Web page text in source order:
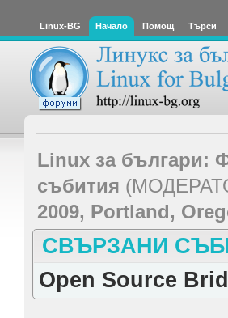
Linux-BG Начало Помощ Търси
Linux за българи:
събития
2009, Portland,
СВЪРЗАНИ
Open Source